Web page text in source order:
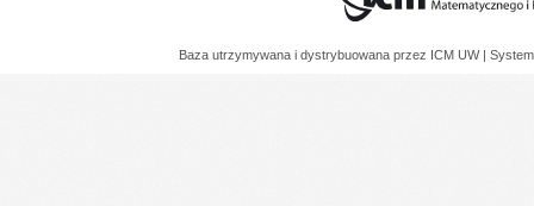
Baza utrzymywana i dystrybuowana przez ICM UW |